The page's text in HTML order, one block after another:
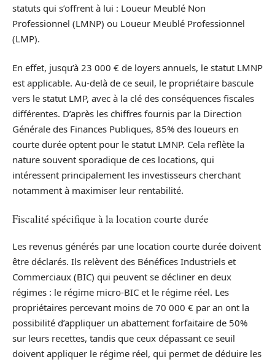
statuts qui s’offrent à lui : Loueur Meublé Non
Professionnel (LMNP) ou Loueur Meublé Professionnel
(LMP).
En effet, jusqu’à 23 000 € de loyers annuels, le statut LMNP
est applicable. Au-delà de ce seuil, le propriétaire bascule
vers le statut LMP, avec à la clé des conséquences fiscales
différentes. D’après les chiffres fournis par la Direction
Générale des Finances Publiques, 85% des loueurs en
courte durée optent pour le statut LMNP. Cela reflète la
nature souvent sporadique de ces locations, qui
intéressent principalement les investisseurs cherchant
notamment à maximiser leur rentabilité.
Fiscalité spécifique à la location courte durée
Les revenus générés par une location courte durée doivent
être déclarés. Ils relèvent des Bénéfices Industriels et
Commerciaux (BIC) qui peuvent se décliner en deux
régimes : le régime micro-BIC et le régime réel. Les
propriétaires percevant moins de 70 000 € par an ont la
possibilité d’appliquer un abattement forfaitaire de 50%
sur leurs recettes, tandis que ceux dépassant ce seuil
doivent appliquer le régime réel, qui permet de déduire les